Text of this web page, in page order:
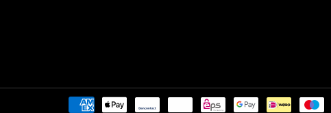
Betaalmethoden